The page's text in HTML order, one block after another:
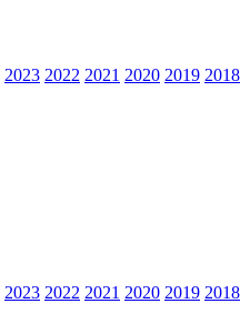
2023 2022 2021 2020 2019 2018
2023 2022 2021 2020 2019 2018